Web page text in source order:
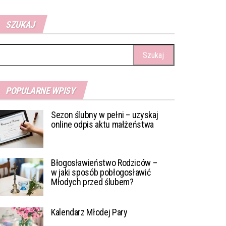
SZUKAJ
POPULARNE WPISY
Sezon ślubny w pełni – uzyskaj
online odpis aktu małżeństwa
Błogosławieństwo Rodziców –
w jaki sposób pobłogosławić
Młodych przed ślubem?
Kalendarz Młodej Pary